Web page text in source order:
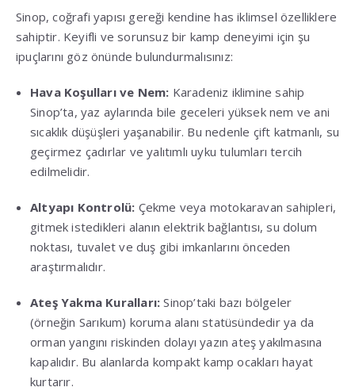
Sinop, coğrafi yapısı gereği kendine has iklimsel özelliklere
sahiptir. Keyifli ve sorunsuz bir kamp deneyimi için şu
ipuçlarını göz önünde bulundurmalısınız:
Hava Koşulları ve Nem: Karadeniz iklimine sahip
Sinop’ta, yaz aylarında bile geceleri yüksek nem ve ani
sıcaklık düşüşleri yaşanabilir. Bu nedenle çift katmanlı, su
geçirmez çadırlar ve yalıtımlı uyku tulumları tercih
edilmelidir.
Altyapı Kontrolü: Çekme veya motokaravan sahipleri,
gitmek istedikleri alanın elektrik bağlantısı, su dolum
noktası, tuvalet ve duş gibi imkanlarını önceden
araştırmalıdır.
Ateş Yakma Kuralları: Sinop’taki bazı bölgeler
(örneğin Sarıkum) koruma alanı statüsündedir ya da
orman yangını riskinden dolayı yazın ateş yakılmasına
kapalıdır. Bu alanlarda kompakt kamp ocakları hayat
kurtarır.